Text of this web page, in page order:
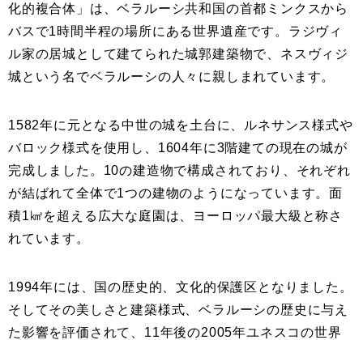
化的複合体」は、ベラルーシ共和国の首都ミンクスから
バスで1時間半程の場所にある世界遺産です。ラジヴィ
ル家の居城として建てられた城郭建築物で、ネスヴィジ
城という名でベラルーシの人々に親しまれています。
1582年に元となる中世の城を土台に、ルネサンス様式や
バロック様式を使用し、1604年に3階建ての現在の城が
完成しました。10の建造物で構成されており、それぞれ
が結ばれて全体で1つの建物のようになっています。面
積1㎢を超える広大な庭園は、ヨーロッパ最大級と称さ
れています。
1994年には、国の歴史的、文化的保護区となりました。
そしてその美しさと建築様式、ベラルーシの歴史に与え
た影響を評価されて、11年後の2005年ユネスコの世界